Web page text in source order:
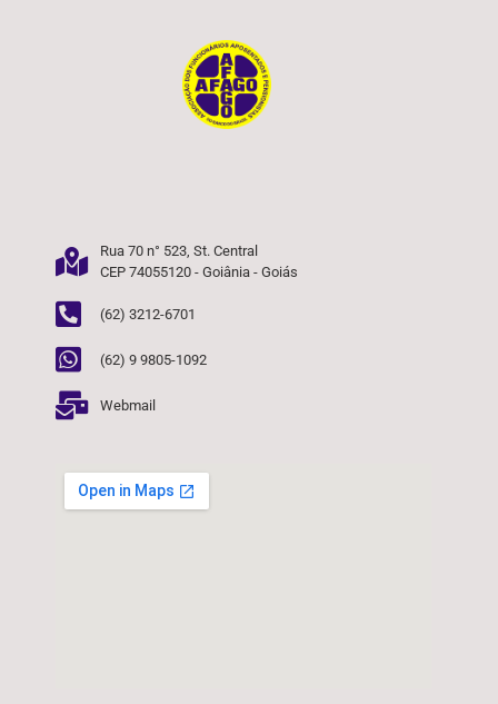
Rua 70 n° 523, St. Central
CEP 74055120 - Goiânia - Goiás
(62) 3212-6701
(62) 9 9805-1092
Webmail